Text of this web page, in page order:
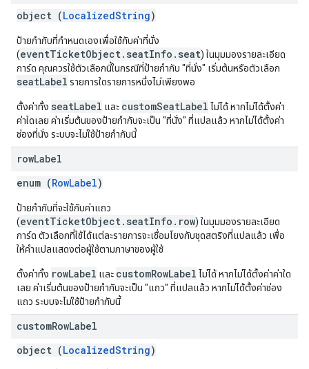
object (LocalizedString)
ป้ายกํากับที่กําหนดเองเพื่อใช้กับค่าที่นั่ง
(eventTicketObject.seatInfo.seat) ในมุมมองรายละเอียด
การ์ด คุณควรใช้ตัวเลือกนี้ในกรณีที่ป้ายกำกับ "ที่นั่ง" เริ่มต้นหรือตัวเลือก
seatLabel รายการใดรายการหนึ่งไม่เพียงพอ
ตั้งค่าทั้ง seatLabel และ customSeatLabel ไม่ได้ หากไม่ได้ตั้งค่า
ค่าใดเลย ค่าเริ่มต้นของป้ายกำกับจะเป็น "ที่นั่ง" ที่แปลแล้ว หากไม่ได้ตั้งค่า
ช่องที่นั่ง ระบบจะไม่ใช้ป้ายกำกับนี้
rowLabel
enum (RowLabel)
ป้ายกํากับที่จะใช้กับค่าแถว
(eventTicketObject.seatInfo.row) ในมุมมองรายละเอียด
การ์ด ตัวเลือกที่ใช้ได้แต่ละรายการจะเชื่อมโยงกับชุดสตริงที่แปลแล้ว เพื่อ
ให้คำแปลแสดงต่อผู้ใช้ตามภาษาของผู้ใช้
ตั้งค่าทั้ง rowLabel และ customRowLabel ไม่ได้ หากไม่ได้ตั้งค่าค่าใด
เลย ค่าเริ่มต้นของป้ายกำกับจะเป็น "แถว" ที่แปลแล้ว หากไม่ได้ตั้งค่าช่อง
แถว ระบบจะไม่ใช้ป้ายกำกับนี้
customRowLabel
object (LocalizedString)